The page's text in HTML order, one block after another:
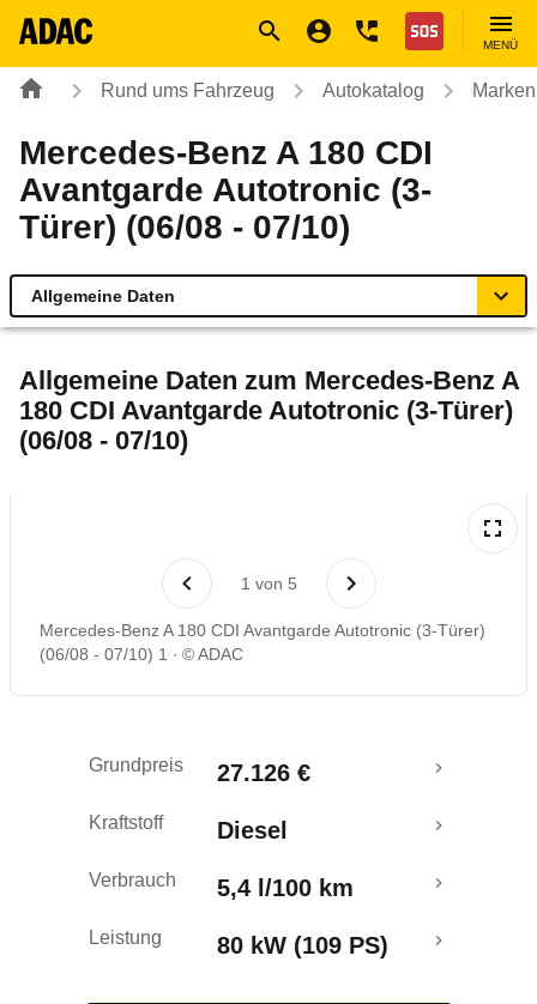
Nothilfe
MENÜ
Rund ums Fahrzeug Autokatalog
Mercedes-Benz A 180 CDI
Avantgarde Autotronic (3-
Türer) (06/08 - 07/10)
Allgemeine Daten
Technische Daten
Rückrufe & Mängel
Allgemeine Daten zum Mercedes-Benz A
180 CDI Avantgarde Autotronic (3-Türer)
(06/08 - 07/10)
1 von 5
Mercedes-Benz A 180 CDI Avantgarde Autotronic (3-Türer)
(06/08 - 07/10) 1
© ADAC
Grundpreis 27.126 €
Kraftstoff Diesel
Verbrauch 5,4 l/100 km
Leistung 80 kW (109 PS)